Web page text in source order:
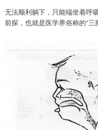
无法顺利躺下，只能端坐着呼
前探，也就是医学界俗称的“三